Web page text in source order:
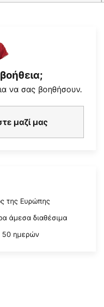
να σας βοηθήσουν.
μαζί μας
της Ευρώπης
άμεσα διαθέσιμα
50 ημερών